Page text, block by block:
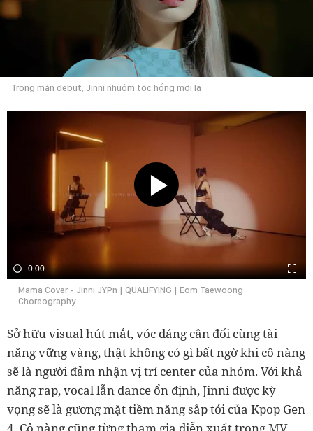
Trong màn debut, Jinni nhuộm tóc hồng mới lạ
0:00
Mama Cover - Jinni JYPn | QUALIFYING | Eom Taewoong
Choreography
Sở hữu visual hút mắt, vóc dáng cân đối cùng tài
năng vững vàng, thật không có gì bất ngờ khi cô nàng
sẽ là người đảm nhận vị trí center của nhóm. Với khả
năng rap, vocal lẫn dance ổn định, Jinni được kỳ
vọng sẽ là gương mặt tiềm năng sắp tới của Kpop Gen